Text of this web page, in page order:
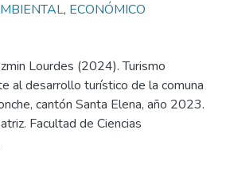
, ECONÓMICO
Lourdes (2024). Turismo
al desarrollo turístico de la comuna
cantón Santa Elena, año 2023.
Facultad de Ciencias